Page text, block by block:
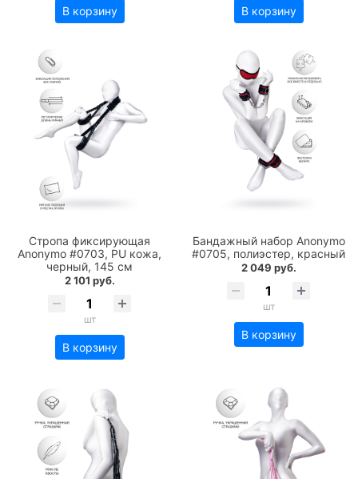
В корзину В корзину
Стропа фиксирующая
Anonymo #0703, PU кожа,
черный, 145 см
2 101 руб.
шт
В корзину
Бандажный набор Anonymo
#0705, полиэстер, красный
2 049 руб.
шт
В корзину